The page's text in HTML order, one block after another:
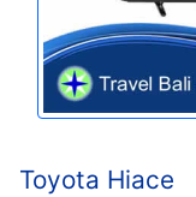
Toyota Hiace